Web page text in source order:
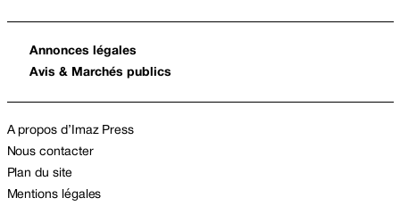
Annonces légales
Avis & Marchés publics
A propos d’Imaz Press
Nous contacter
Plan du site
Mentions légales